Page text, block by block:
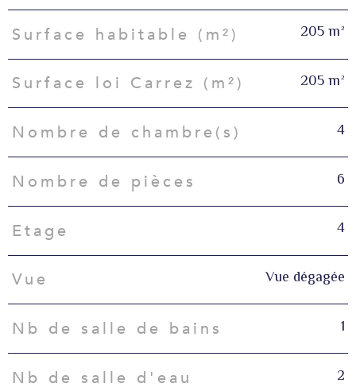
Surface habitable (m²) 205 m²
Surface loi Carrez (m²) 205 m²
Nombre de chambre(s) 4
Nombre de pièces 6
Etage 4
Vue Vue dégagée
Nb de salle de bains 1
Nb de salle d'eau 2